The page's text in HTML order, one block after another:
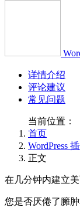
详情介绍
评论建议
常见问题
当前位置：
首页
WordPress
正文
在几分钟内建立
您是否厌倦了臃